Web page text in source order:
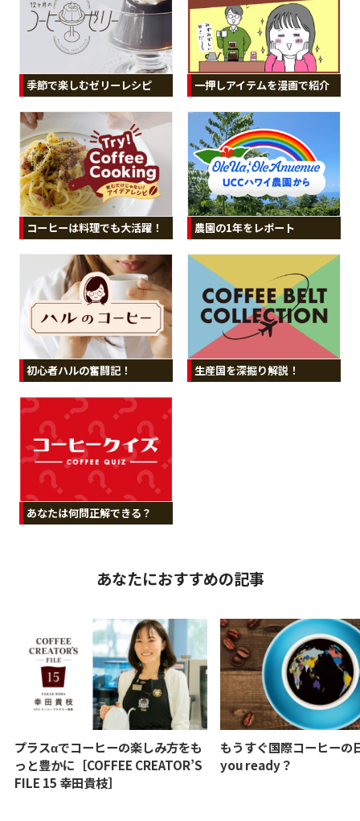
季節で楽しむゼリーレシピ 一押しアイテムを漫画で紹介
コーヒーは料理でも大活躍！ 農園の1年をレポート
初心者ハルの奮闘記！ 生産国を深掘り解説！
あなたは何問正解できる？
あなたにおすすめの記事
プラスαでコーヒーの楽しみ方をも
っと豊かに［COFFEE CREATOR’S
FILE 15 幸田貴枝］
もうすぐ国際コーヒーの
you ready？